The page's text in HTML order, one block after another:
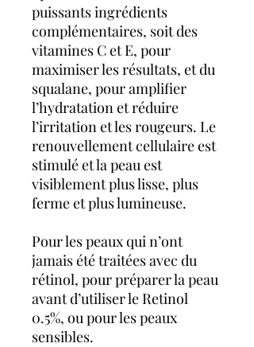
puissants ingrédients
complémentaires, soit des
vitamines C et E, pour
maximiser les résultats, et du
squalane, pour amplifier
l’hydratation et réduire
l’irritation et les rougeurs. Le
renouvellement cellulaire est
stimulé et la peau est
visiblement plus lisse, plus
ferme et plus lumineuse.
Pour les peaux qui n’ont
jamais été traitées avec du
rétinol, pour préparer la peau
avant d’utiliser le Retinol
0.5%, ou pour les peaux
sensibles.